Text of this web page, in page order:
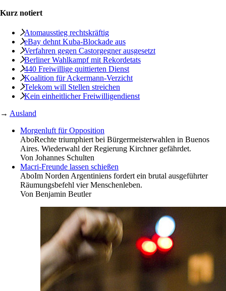
Kurz notiert
Atomausstieg rechtskräftig
eBay dehnt Kuba-Blockade aus
Verfahren gegen Castorgegner ausgesetzt
Berliner Wahlkampf mit Rekordetats
440 Freiwillige ­quittierten Dienst
Koalition für ­Ackermann-Verzicht
Telekom will Stellen streichen
Kein einheitlicher Freiwilligendienst
→ Ausland
Morgenluft für Opposition
AboRechte triumphiert bei Bürgermeisterwahlen in Buenos
Aires. Wiederwahl der Regierung Kirchner gefährdet.
Von Johannes Schulten
Macri-Freunde lassen schießen
AboIm Norden Argentiniens fordert ein brutal ausgeführter
Räumungsbefehl vier Menschenleben.
Von Benjamin Beutler